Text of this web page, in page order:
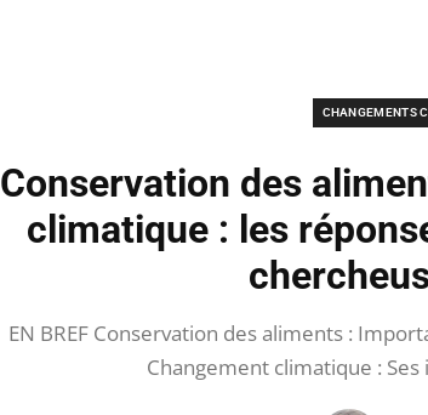
CHANGEMENTS
Conservation des
climatique : les
EN BREF Conservation des aliments :
Changement climatique :